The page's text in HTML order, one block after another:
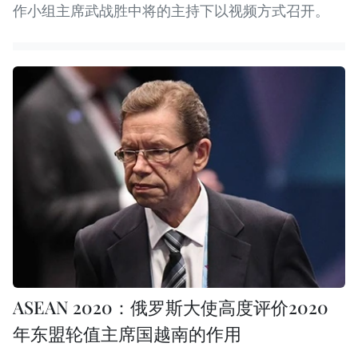
作小组主席武战胜中将的主持下以视频方式召开。
ASEAN 2020：俄罗斯大使高度评价2020
年东盟轮值主席国越南的作用